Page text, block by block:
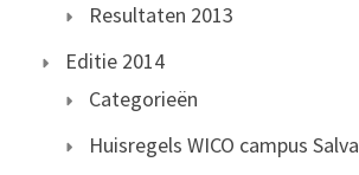
Resultaten 2013
Editie 2014
Categorieën
Huisregels WICO campus